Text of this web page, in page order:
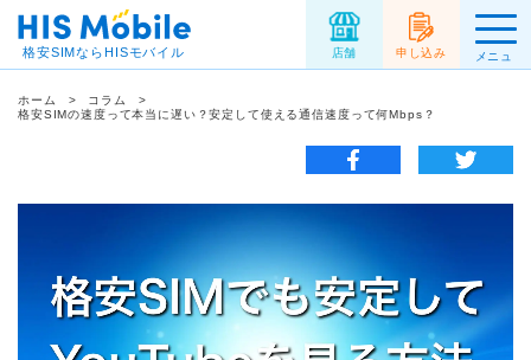
格安SIMならHISモバイル 店舗 申し込み
メニュ
ー
ホーム
コラム
格安SIMの速度って本当に遅い？安定して使える通信速度って何Mbps？